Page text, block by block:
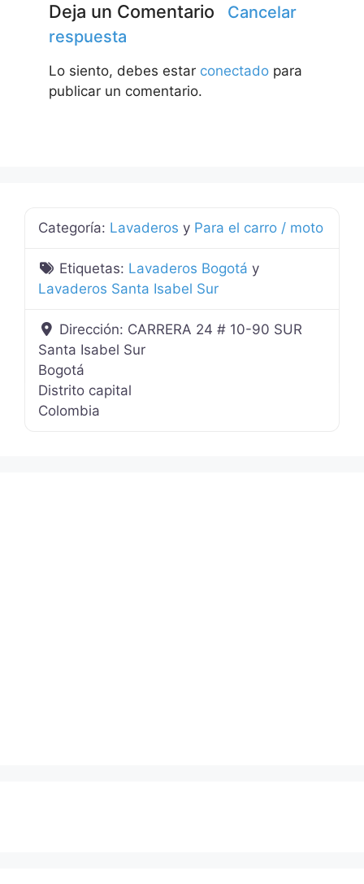
Deja un Comentario
Cancelar
respuesta
Lo siento, debes estar conectado para
publicar un comentario.
Categoría: Lavaderos y Para el carro / moto
Etiquetas: Lavaderos Bogotá y
Lavaderos Santa Isabel Sur
Dirección: CARRERA 24 # 10-90 SUR
Santa Isabel Sur
Bogotá
Distrito capital
Colombia